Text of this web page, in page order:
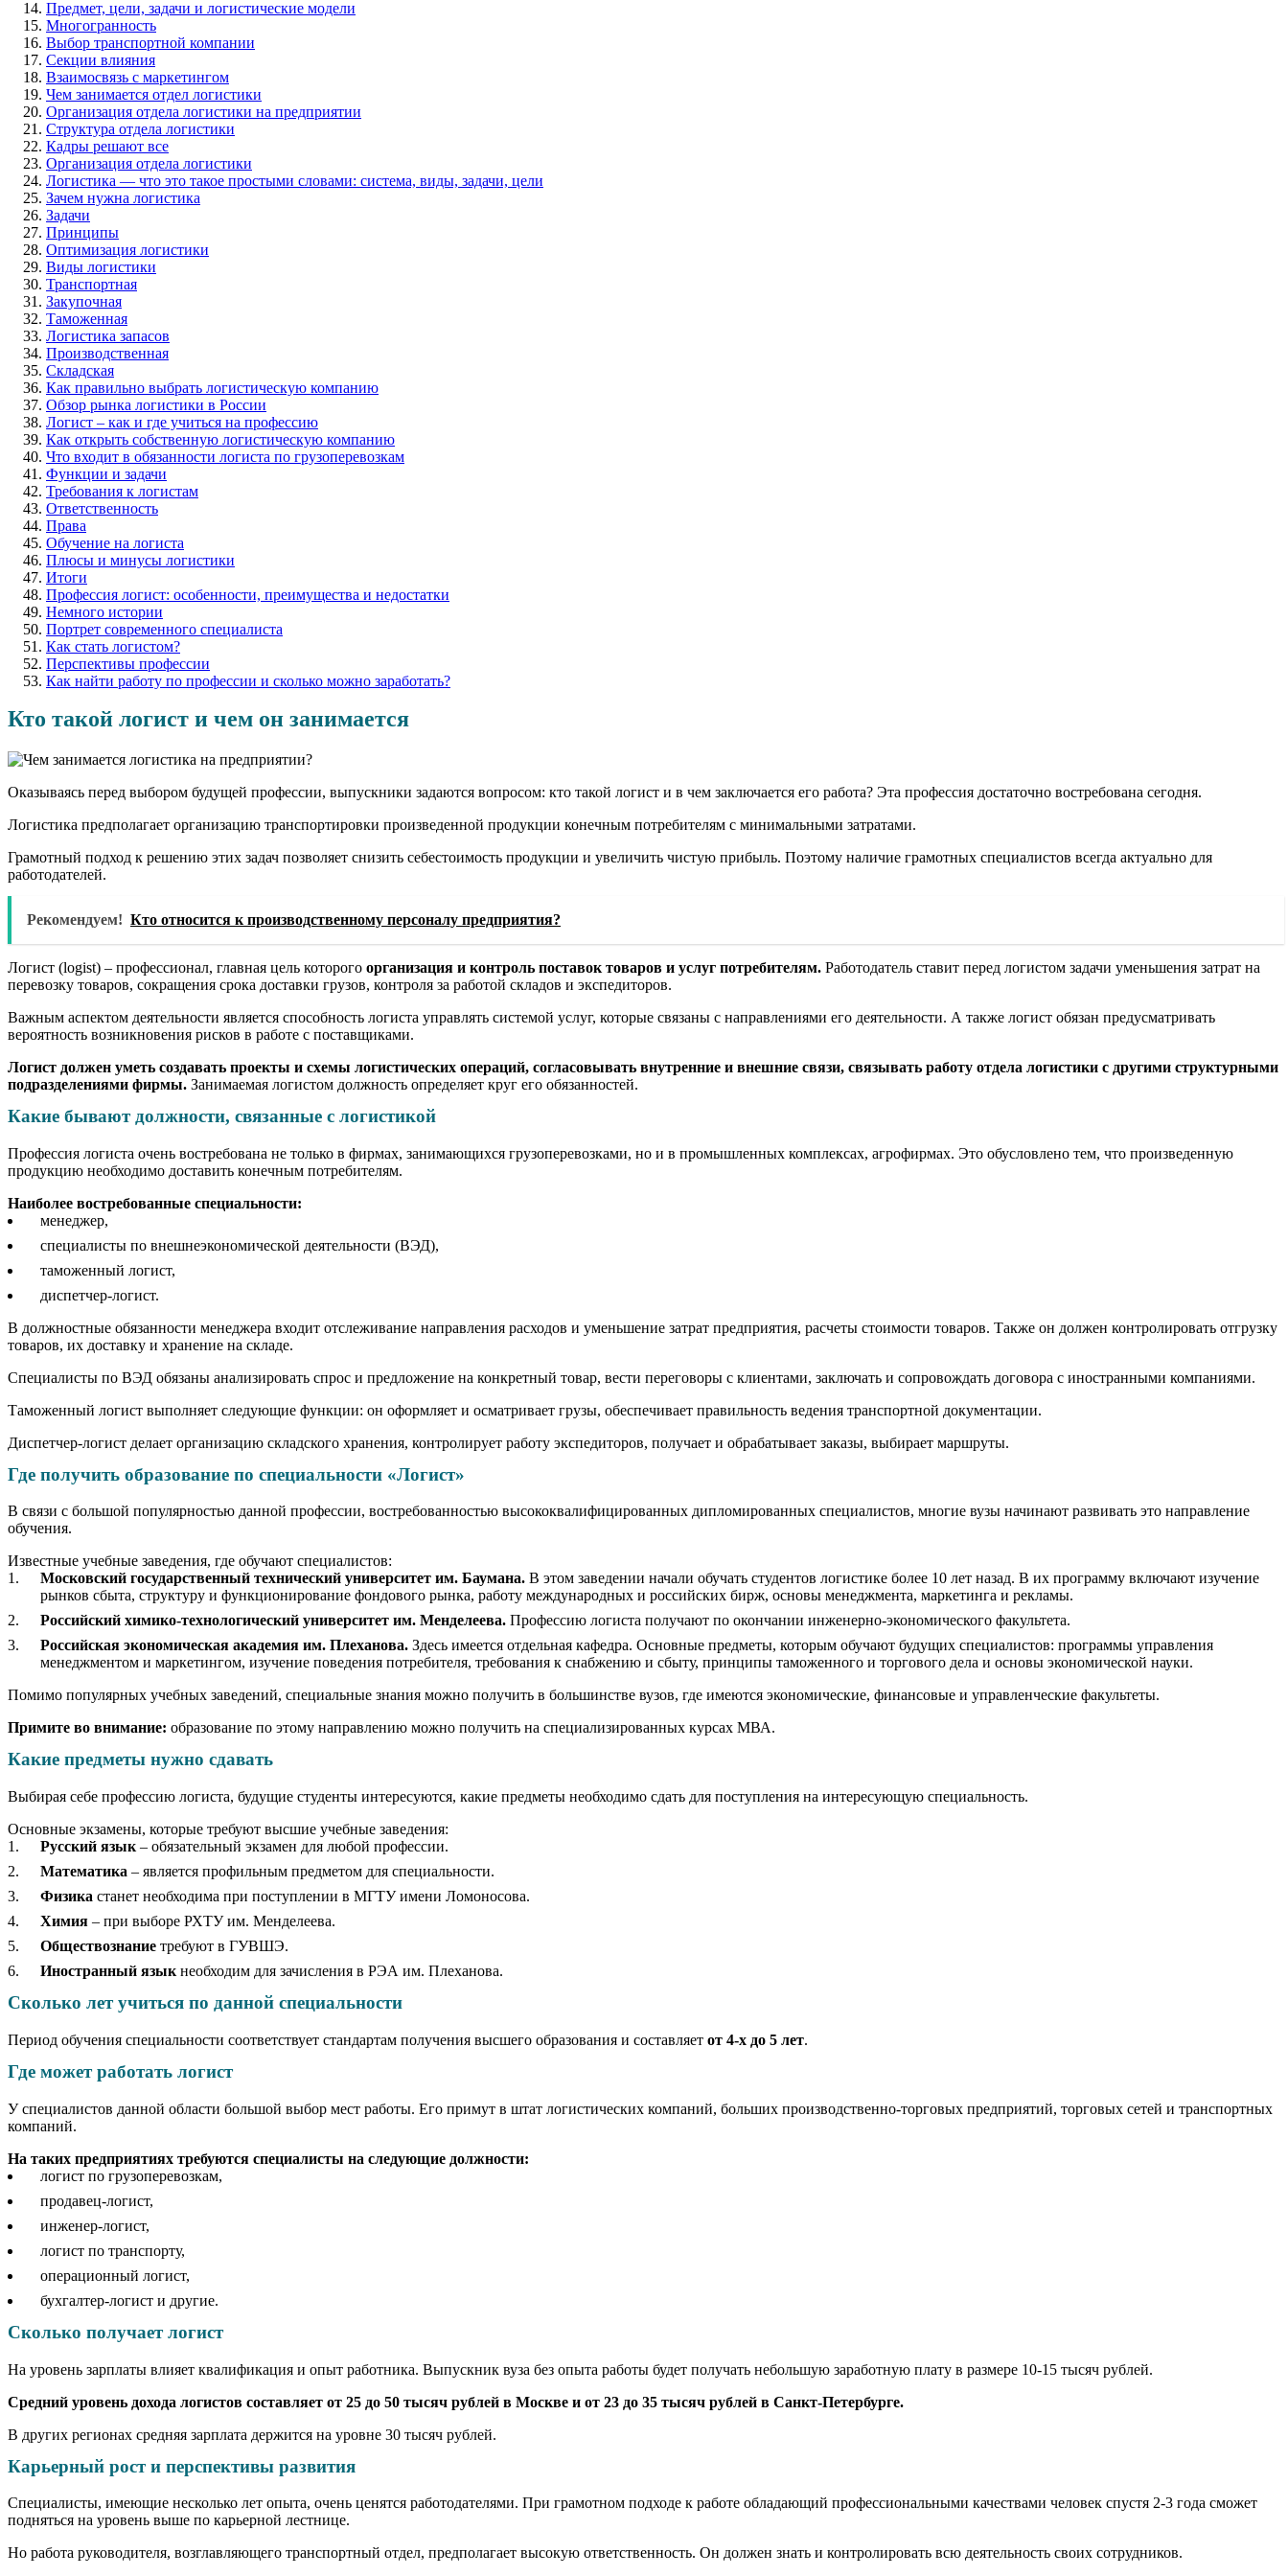
Предмет, цели, задачи и логистические модели
Многогранность
Выбор транспортной компании
Секции влияния
Взаимосвязь с маркетингом
Чем занимается отдел логистики
Организация отдела логистики на предприятии
Структура отдела логистики
Кадры решают все
Организация отдела логистики
Логистика — что это такое простыми словами: система, виды, задачи, цели
Зачем нужна логистика
Задачи
Принципы
Оптимизация логистики
Виды логистики
Транспортная
Закупочная
Таможенная
Логистика запасов
Производственная
Складская
Как правильно выбрать логистическую компанию
Обзор рынка логистики в России
Логист – как и где учиться на профессию
Как открыть собственную логистическую компанию
Что входит в обязанности логиста по грузоперевозкам
Функции и задачи
Требования к логистам
Ответственность
Права
Обучение на логиста
Плюсы и минусы логистики
Итоги
Профессия логист: особенности, преимущества и недостатки
Немного истории
Портрет современного специалиста
Как стать логистом?
Перспективы профессии
Как найти работу по профессии и сколько можно заработать?
Кто такой логист и чем он занимается
Оказываясь перед выбором будущей профессии, выпускники задаются вопросом: кто такой логист и в чем заключается его работа? Эта профессия достаточно востребована сегодня.
Логистика предполагает организацию транспортировки произведенной продукции конечным потребителям с минимальными затратами.
Грамотный подход к решению этих задач позволяет снизить себестоимость продукции и увеличить чистую прибыль. Поэтому наличие грамотных специалистов всегда актуально для
работодателей.
Рекомендуем! Кто относится к производственному персоналу предприятия?
Логист (logist) – профессионал, главная цель которого организация и контроль поставок товаров и услуг потребителям. Работодатель ставит перед логистом задачи уменьшения затрат на
перевозку товаров, сокращения срока доставки грузов, контроля за работой складов и экспедиторов.
Важным аспектом деятельности является способность логиста управлять системой услуг, которые связаны с направлениями его деятельности. А также логист обязан предусматривать
вероятность возникновения рисков в работе с поставщиками.
Логист должен уметь создавать проекты и схемы логистических операций, согласовывать внутренние и внешние связи, связывать работу отдела логистики с другими структурными
подразделениями фирмы. Занимаемая логистом должность определяет круг его обязанностей.
Какие бывают должности, связанные с логистикой
Профессия логиста очень востребована не только в фирмах, занимающихся грузоперевозками, но и в промышленных комплексах, агрофирмах. Это обусловлено тем, что произведенную
продукцию необходимо доставить конечным потребителям.
Наиболее востребованные специальности:
менеджер,
специалисты по внешнеэкономической деятельности (ВЭД),
таможенный логист,
диспетчер-логист.
В должностные обязанности менеджера входит отслеживание направления расходов и уменьшение затрат предприятия, расчеты стоимости товаров. Также он должен контролировать отгрузку
товаров, их доставку и хранение на складе.
Специалисты по ВЭД обязаны анализировать спрос и предложение на конкретный товар, вести переговоры с клиентами, заключать и сопровождать договора с иностранными компаниями.
Таможенный логист выполняет следующие функции: он оформляет и осматривает грузы, обеспечивает правильность ведения транспортной документации.
Диспетчер-логист делает организацию складского хранения, контролирует работу экспедиторов, получает и обрабатывает заказы, выбирает маршруты.
Где получить образование по специальности «Логист»
В связи с большой популярностью данной профессии, востребованностью высококвалифицированных дипломированных специалистов, многие вузы начинают развивать это направление
обучения.
Известные учебные заведения, где обучают специалистов:
Московский государственный технический университет им. Баумана.В этом заведении начали обучать студентов логистике более 10 лет назад. В их программу включают изучение
рынков сбыта, структуру и функционирование фондового рынка, работу международных и российских бирж, основы менеджмента, маркетинга и рекламы.
Российский химико-технологический университет им. Менделеева.Профессию логиста получают по окончании инженерно-экономического факультета.
Российская экономическая академия им. Плеханова.Здесь имеется отдельная кафедра. Основные предметы, которым обучают будущих специалистов: программы управления
менеджментом и маркетингом, изучение поведения потребителя, требования к снабжению и сбыту, принципы таможенного и торгового дела и основы экономической науки.
Помимо популярных учебных заведений, специальные знания можно получить в большинстве вузов, где имеются экономические, финансовые и управленческие факультеты.
Примите во внимание: образование по этому направлению можно получить на специализированных курсах МВА.
Какие предметы нужно сдавать
Выбирая себе профессию логиста, будущие студенты интересуются, какие предметы необходимо сдать для поступления на интересующую специальность.
Основные экзамены, которые требуют высшие учебные заведения:
Русский язык– обязательный экзамен для любой профессии.
Математика – является профильным предметом для специальности.
Физика станет необходима при поступлении в МГТУ имени Ломоносова.
Химия– при выборе РХТУ им. Менделеева.
Обществознаниетребуют в ГУВШЭ.
Иностранный языкнеобходим для зачисления в РЭА им. Плеханова.
Сколько лет учиться по данной специальности
Период обучения специальности соответствует стандартам получения высшего образования и составляет от 4-х до 5 лет.
Где может работать логист
У специалистов данной области большой выбор мест работы. Его примут в штат логистических компаний, больших производственно-торговых предприятий, торговых сетей и транспортных
компаний.
На таких предприятиях требуются специалисты на следующие должности:
логист по грузоперевозкам,
продавец-логист,
инженер-логист,
логист по транспорту,
операционный логист,
бухгалтер-логист и другие.
Сколько получает логист
На уровень зарплаты влияет квалификация и опыт работника. Выпускник вуза без опыта работы будет получать небольшую заработную плату в размере 10-15 тысяч рублей.
Средний уровень дохода логистов составляет от 25 до 50 тысяч рублей в Москве и от 23 до 35 тысяч рублей в Санкт-Петербурге.
В других регионах средняя зарплата держится на уровне 30 тысяч рублей.
Карьерный рост и перспективы развития
Специалисты, имеющие несколько лет опыта, очень ценятся работодателями. При грамотном подходе к работе обладающий профессиональными качествами человек спустя 2-3 года сможет
подняться на уровень выше по карьерной лестнице.
Но работа руководителя, возглавляющего транспортный отдел, предполагает высокую ответственность. Он должен знать и контролировать всю деятельность своих сотрудников.